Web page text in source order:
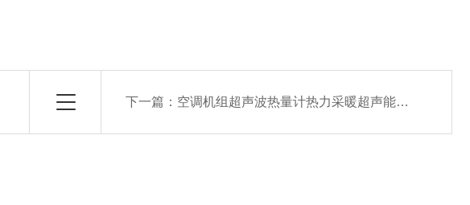
下一篇： 空调机组超声波热量计热力采暖超声能量计冷热计量表